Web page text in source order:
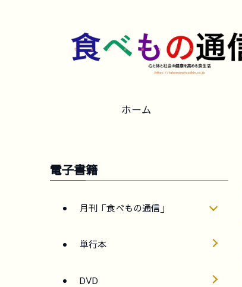
ホーム
電子書籍
月刊「食べもの通信」
単行本
DVD